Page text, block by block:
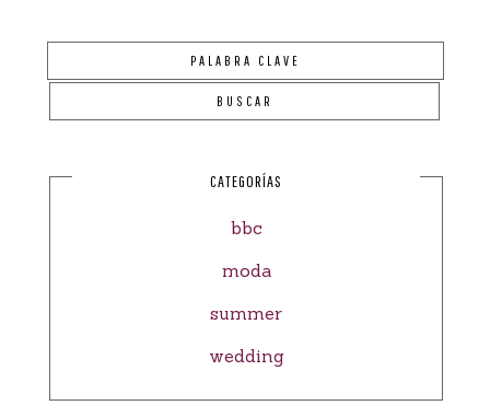
CATEGORÍAS
bbc
moda
summer
wedding